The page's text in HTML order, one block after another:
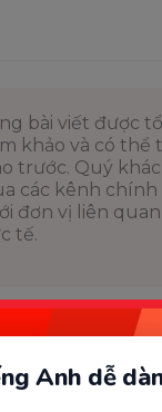
Anh dễ
bài viết được
khảo và có thể
trước. Quý
các kênh
đơn vị liên
tế.